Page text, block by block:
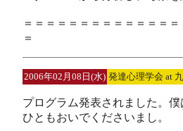
＝＝＝＝＝＝＝＝＝＝＝＝＝
＝
2006年02月08日(水) 発達心理学会 at
プログラム発表されました。
ひともおいでくださいまし。